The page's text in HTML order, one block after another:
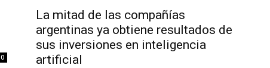
0
La mitad de las compañías
argentinas ya obtiene resultados de
sus inversiones en inteligencia
artificial